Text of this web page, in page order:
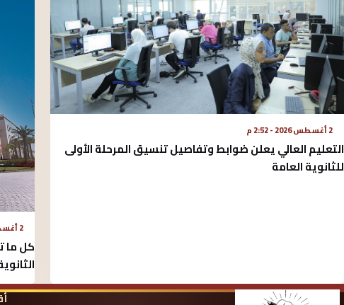
2 أغسطس 2026 - 2:52 م
التعليم العالي يعلن ضوابط وتفاصيل تنسيق المرحلة الأولى
للثانوية العامة
2 أغسطس 2026 - 2:32 م
كل ما
الثانوية